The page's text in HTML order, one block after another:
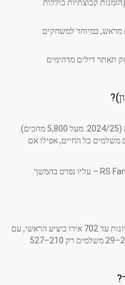
קבוצתיות כוללות
מראש, במיוחד למשחקים
המשחק תאתר דילים מדהימים
הדרך היחידה – להיכנס לרשימת ההמתנה (2024/25: מעל 5,800 מחכים).
משלמים כל החיים, אפילו אם
המחיר למנוי שנתי: 280 אירו בפינות העליונות עד 702 אירו ביציע הראשי, עם
הנחות משמעותיות לצעירים (למשל בני 26–29 משלמים רק 210–527